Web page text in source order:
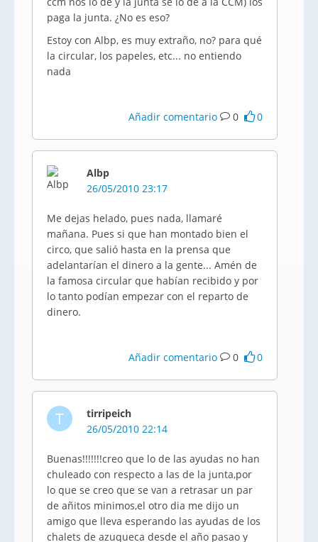
paga la junta. ¿No es eso?
Estoy con Albp, es muy extraño, no? para qué
la circular, los papeles, etc... no entiendo
nada
Añadir comentario 0 0
Albp
26/05/2010 23:17
Me dejas helado, pues nada, llamaré
mañana. Pues si que han montado bien el
circo, que salió hasta en la prensa que
adelantarían el dinero a la gente... Amén de
la famosa circular que habían recibido y por
lo tanto podían empezar con el reparto de
dinero.
Añadir comentario 0 0
T
tirripeich
26/05/2010 22:14
Buenas!!!!!!!creo que lo de las ayudas no han
chuleado con respecto a las de la junta,por
lo que se creo que se van a retrasar un par
de añitos minimos,el otro dia me dijo un
amigo que lleva esperando las ayudas de los
chalets de azuqueca desde el año pasao y